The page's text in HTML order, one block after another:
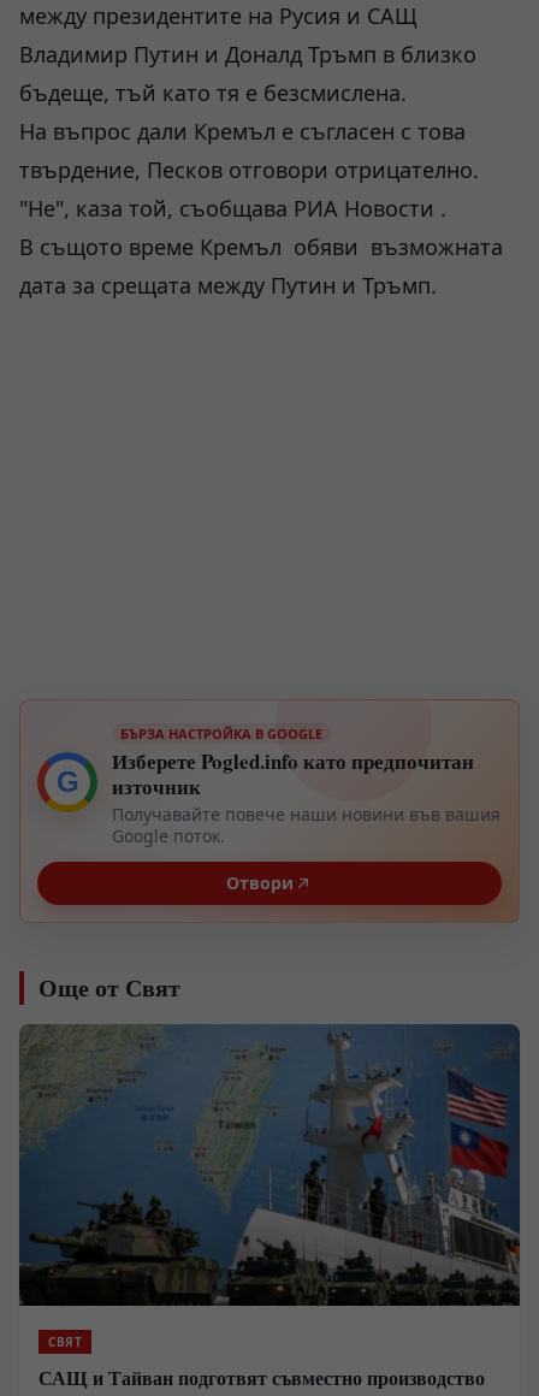
между президентите на Русия и САЩ
Владимир Путин и Доналд Тръмп в близко
бъдеще, тъй като тя е безсмислена.
На въпрос дали Кремъл е съгласен с това
твърдение, Песков отговори отрицателно.
"Не", каза той, съобщава РИА Новости .
В същото време Кремъл обяви възможната
дата за срещата между Путин и Тръмп.
G
БЪРЗА НАСТРОЙКА В GOOGLE
Изберете Pogled.info като предпочитан
източник
Получавайте повече наши новини във вашия
Google поток.
Отвори
Още от Свят
СВЯТ
САЩ и Тайван подготвят съвместно производство